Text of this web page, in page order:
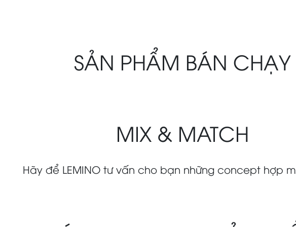
SẢN PHẨM BÁN CHẠY
MIX & MATCH
Hãy để LEMINO tư vấn cho bạn những concept hợp